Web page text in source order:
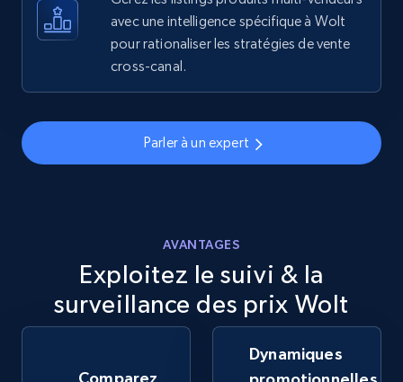
5.6K+ 877+ Commencer
5.6K+ 877+ Commencer
avec une intelligence spécifique à Wolt
pour rationaliser les stratégies de vente
cross-canal.
Parler à un expert
AVANTAGES
Exploitez le suivi & la
surveillance des prix Wolt
Comparez
Dynamiques